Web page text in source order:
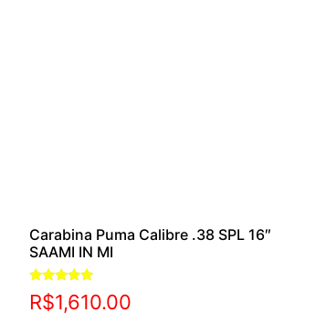
Carabina Puma Calibre .38 SPL 16″
SAAMI IN MI
Avaliação
5.00
R$1,610.00